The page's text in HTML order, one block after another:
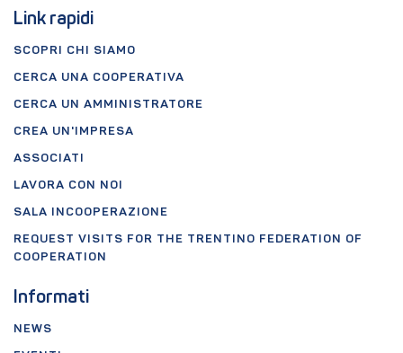
Link rapidi
SCOPRI CHI SIAMO
CERCA UNA COOPERATIVA
CERCA UN AMMINISTRATORE
CREA UN'IMPRESA
ASSOCIATI
LAVORA CON NOI
SALA INCOOPERAZIONE
REQUEST VISITS FOR THE TRENTINO FEDERATION OF
COOPERATION
Informati
NEWS